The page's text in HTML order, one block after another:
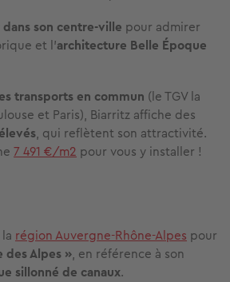
son centre-ville pour admirer
et l’architecture Belle Époque
transports en commun (le TGV la
et Paris), Biarritz affiche des
, qui reflètent son attractivité.
7 491 €/m2 pour vous y installer !
région Auvergne-Rhône-Alpes pour
des Alpes », en référence à son
sillonné de canaux.